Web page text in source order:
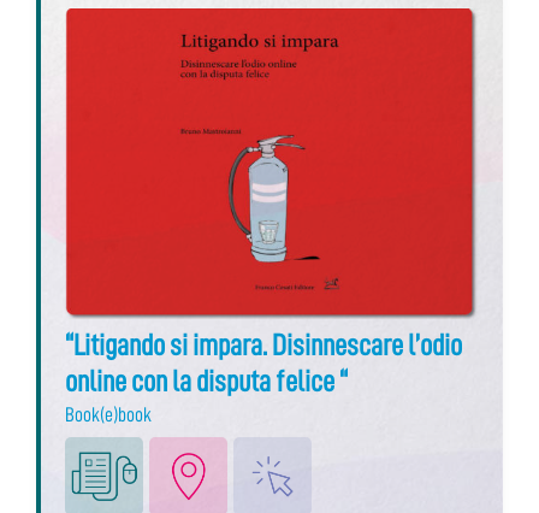
“Litigando si impara. Disinnescare l’odio
online con la disputa felice “
Book(e)book